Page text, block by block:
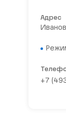
Адрес
+7